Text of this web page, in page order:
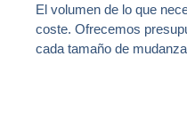
El volumen de lo que
coste. Ofrecemos
cada tamaño de